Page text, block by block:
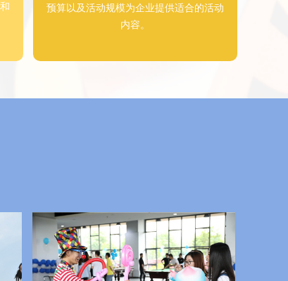
预算以及活动规模为企业提供适合的活动
内容。